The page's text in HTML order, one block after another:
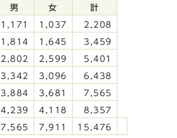
男 女 計
1,171 1,037 2,208
1,814 1,645 3,459
2,802 2,599 5,401
3,342 3,096 6,438
3,884 3,681 7,565
4,239 4,118 8,357
7,565 7,911 15,476